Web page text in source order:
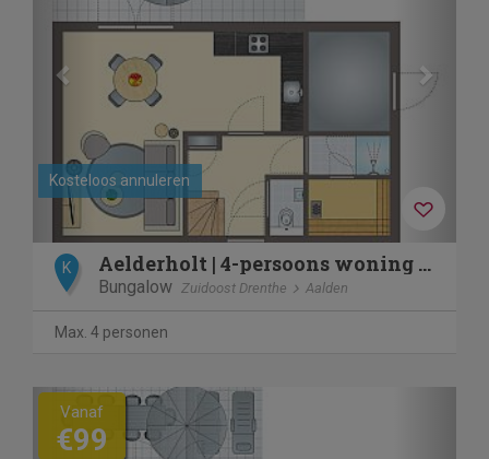
Kosteloos annuleren
K Aelderholt | 4-persoons woning | 4EL
Bungalow Zuidoost Drenthe Aalden
Max. 4 personen
Previous
Vanaf
€99